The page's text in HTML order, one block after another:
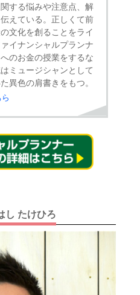
する悩みや注意点、解
えている。正しくて前
⽂化を創ることをライ
イナンシャルプランナ
のお⾦の授業をするな
ミュージシャンとして
異⾊の肩書きをもつ。
し たけひろ